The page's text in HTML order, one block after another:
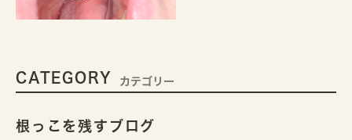
CATEGORY カテゴリー
根っこを残すブログ